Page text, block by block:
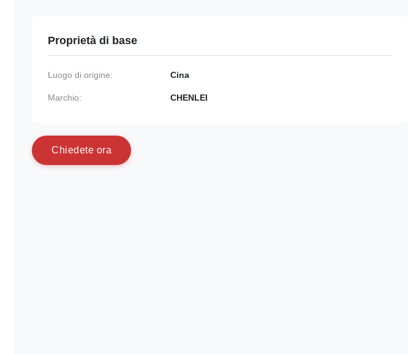
Proprietà di base
Luogo di origine: Cina
Marchio: CHENLEI
C hiedete ora